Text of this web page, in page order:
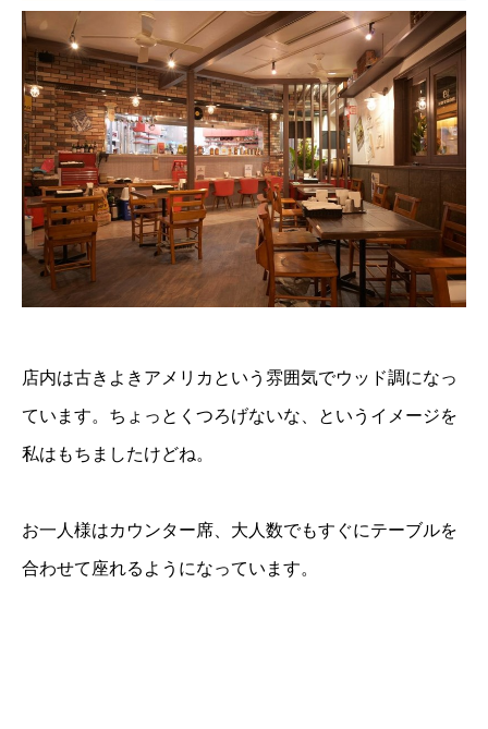
店内は古きよきアメリカという雰囲気でウッド調になっ
ています。ちょっとくつろげないな、というイメージを
私はもちましたけどね。
お一人様はカウンター席、大人数でもすぐにテーブルを
合わせて座れるようになっています。